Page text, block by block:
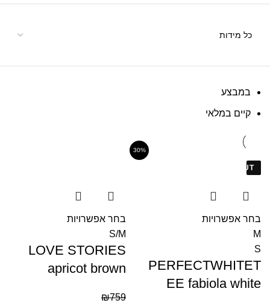
במבצע
קיים במלאי
SOLD OUT
בחר אפשרויות
M
S
PERFECTWHITET
EE fabiola white
30%
בחר אפשרויות
S/M
LOVE STORIES
apricot brown
₪759